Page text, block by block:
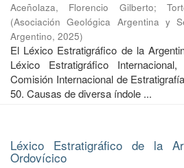
Aceñolaza, Florencio Gilberto;
(Asociación Geológica Argentina y
Argentino, 2025)
El Léxico Estratigráfico de la
Léxico Estratigráfico
Comisión Internacional de
50. Causas de diversa índole ...
Léxico Estratigráfico de la
Ordovícico